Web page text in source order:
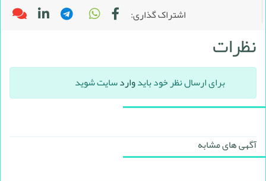
اشتراک گذاری:
نظرات
برای ارسال نظر خود بایدواردسایت شوید
آگهی های مشابه